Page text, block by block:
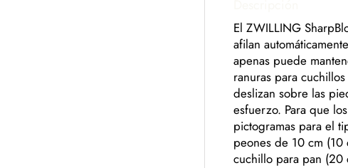
El ZWILLING
afilan
apenas puede
ranuras para
deslizan sobre las
esfuerzo. Para que
pictogramas para el
peones de 10 cm
cuchillo para pan (20